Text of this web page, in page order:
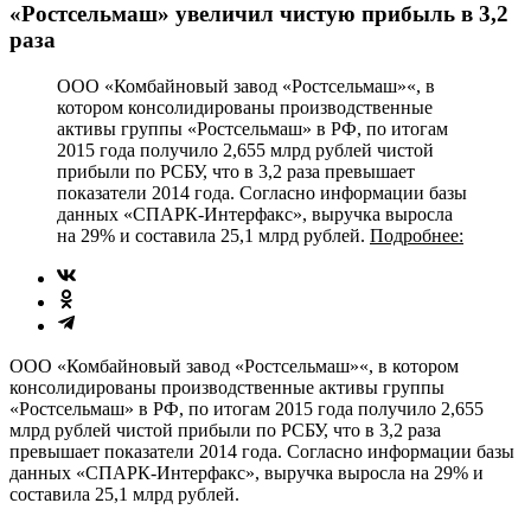
«Ростсельмаш» увеличил чистую прибыль в 3,2
раза
ООО «Комбайновый завод «Ростсельмаш»«, в
котором консолидированы производственные
активы группы «Ростсельмаш» в РФ, по итогам
2015 года получило 2,655 млрд рублей чистой
прибыли по РСБУ, что в 3,2 раза превышает
показатели 2014 года. Согласно информации базы
данных «СПАРК-Интерфакс», выручка выросла
на 29% и составила 25,1 млрд рублей. Подробнее:
ООО «Комбайновый завод «Ростсельмаш»«, в котором
консолидированы производственные активы группы
«Ростсельмаш» в РФ, по итогам 2015 года получило 2,655
млрд рублей чистой прибыли по РСБУ, что в 3,2 раза
превышает показатели 2014 года. Согласно информации базы
данных «СПАРК-Интерфакс», выручка выросла на 29% и
составила 25,1 млрд рублей.